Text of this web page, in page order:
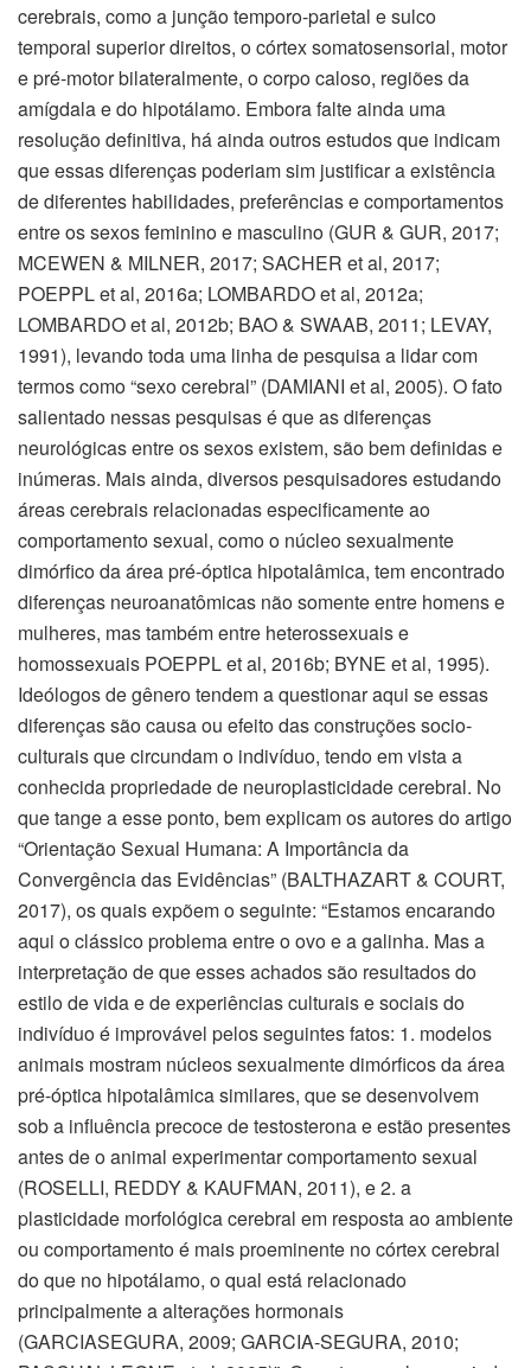
cerebrais, como a junção temporo-parietal e sulco
temporal superior direitos, o córtex somatosensorial, motor
e pré-motor bilateralmente, o corpo caloso, regiões da
amígdala e do hipotálamo. Embora falte ainda uma
resolução definitiva, há ainda outros estudos que indicam
que essas diferenças poderiam sim justificar a existência
de diferentes habilidades, preferências e comportamentos
entre os sexos feminino e masculino (GUR & GUR, 2017;
MCEWEN & MILNER, 2017; SACHER et al, 2017;
POEPPL et al, 2016a; LOMBARDO et al, 2012a;
LOMBARDO et al, 2012b; BAO & SWAAB, 2011; LEVAY,
1991), levando toda uma linha de pesquisa a lidar com
termos como “sexo cerebral” (DAMIANI et al, 2005). O fato
salientado nessas pesquisas é que as diferenças
neurológicas entre os sexos existem, são bem definidas e
inúmeras. Mais ainda, diversos pesquisadores estudando
áreas cerebrais relacionadas especificamente ao
comportamento sexual, como o núcleo sexualmente
dimórfico da área pré-óptica hipotalâmica, tem encontrado
diferenças neuroanatômicas não somente entre homens e
mulheres, mas também entre heterossexuais e
homossexuais POEPPL et al, 2016b; BYNE et al, 1995).
Ideólogos de gênero tendem a questionar aqui se essas
diferenças são causa ou efeito das construções socio-
culturais que circundam o indivíduo, tendo em vista a
conhecida propriedade de neuroplasticidade cerebral. No
que tange a esse ponto, bem explicam os autores do artigo
“Orientação Sexual Humana: A Importância da
Convergência das Evidências” (BALTHAZART & COURT,
2017), os quais expõem o seguinte: “Estamos encarando
aqui o clássico problema entre o ovo e a galinha. Mas a
interpretação de que esses achados são resultados do
estilo de vida e de experiências culturais e sociais do
indivíduo é improvável pelos seguintes fatos: 1. modelos
animais mostram núcleos sexualmente dimórficos da área
pré-óptica hipotalâmica similares, que se desenvolvem
sob a influência precoce de testosterona e estão presentes
antes de o animal experimentar comportamento sexual
(ROSELLI, REDDY & KAUFMAN, 2011), e 2. a
plasticidade morfológica cerebral em resposta ao ambiente
ou comportamento é mais proeminente no córtex cerebral
do que no hipotálamo, o qual está relacionado
principalmente a alterações hormonais
(GARCIASEGURA, 2009; GARCIA-SEGURA, 2010;